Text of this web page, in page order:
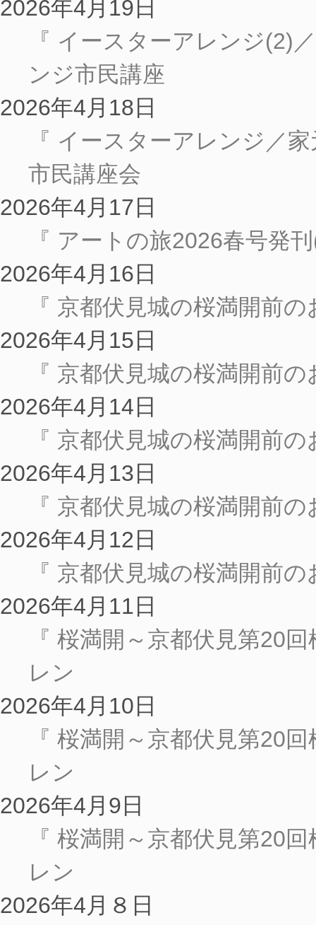
2026年4月19日
『 イースターアレンジ(2)
ンジ市民講座
2026年4月18日
『 イースターアレンジ／
市民講座会
2026年4月17日
『 アートの旅2026春号発
2026年4月16日
『 京都伏見城の桜満開前
2026年4月15日
『 京都伏見城の桜満開前
2026年4月14日
『 京都伏見城の桜満開前
2026年4月13日
『 京都伏見城の桜満開前
2026年4月12日
『 京都伏見城の桜満開前
2026年4月11日
『 桜満開～京都伏見第20
レン
2026年4月10日
『 桜満開～京都伏見第20
レン
2026年4月9日
『 桜満開～京都伏見第20
レン
2026年4月８日